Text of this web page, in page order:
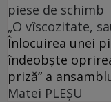
piese de schimb
„O vîscozitate,
Înlocuirea unei
îndeobște
priză” a
Matei PLEŞU